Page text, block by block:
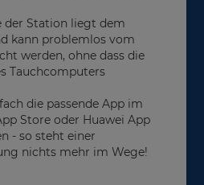
der Station liegt dem
kann problemlos vom
werden, ohne dass die
Tauchcomputers
die passende App im
Store oder Huawei App
- so steht einer
nichts mehr im Wege!